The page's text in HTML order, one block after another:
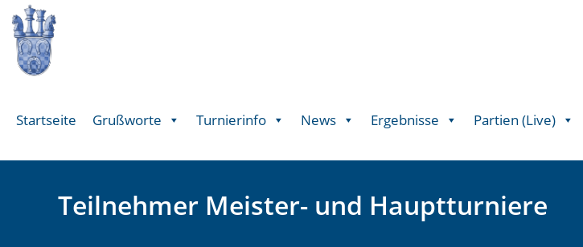
Startseite Grußworte Turnierinfo News Ergebnisse Partien (Live)
Teilnehmer Meister- und Hauptturniere